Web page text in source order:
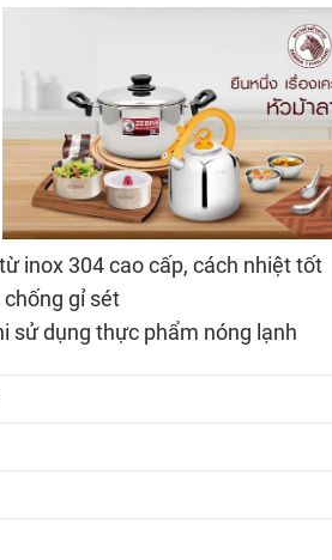
inox 304 cao cấp, cách nhiệt tốt
chống gỉ sét
sử dụng thực phẩm nóng lạnh